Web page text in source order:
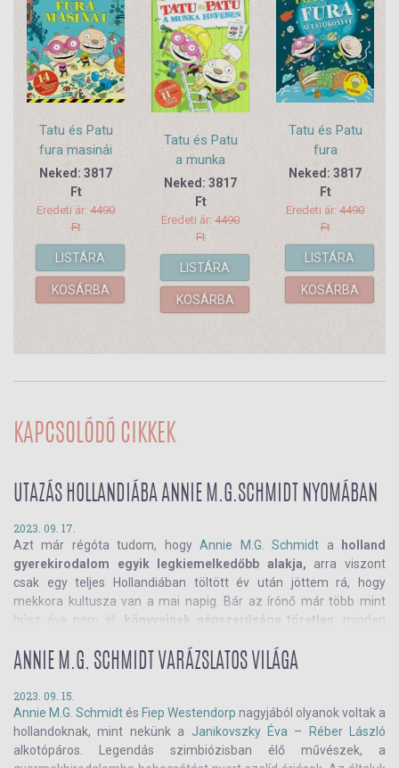
Tatu és Patu
fura masinái
Neked: 3817
Ft
Eredeti ár: 4490
Ft
LISTÁRA
KOSÁRBA
Tatu és Patu
a munka
hevében
Neked: 3817
Ft
Eredeti ár: 4490
Ft
LISTÁRA
KOSÁRBA
Tatu és Patu
fura
altatókönyve
Neked: 3817
Ft
Eredeti ár: 4490
Ft
LISTÁRA
KOSÁRBA
KAPCSOLÓDÓ CIKKEK
UTAZÁS HOLLANDIÁBA ANNIE M.G.SCHMIDT NYOMÁBAN
2023. 09. 17.
Azt már régóta tudom, hogyAnnie M.G. Schmidt a
holland
gyerekirodalom egyik legkiemelkedőbb alakja, arra viszont
csak egy teljes Hollandiában töltött év után jöttem rá, hogy
mekkora kultusza van a mai napig. Bár az írónő már több mint
húsz éve nem él, könyveinek népszerűsége töretlen
: minden
többiek történeteit. Úgy döntöttem, kihasználom, hogy
szerzőmről.
ANNIE M.G. SCHMIDT VARÁZSLATOS VILÁGA
2023. 09. 15.
Annie M.G. Schmidt és Fiep Westendorp nagyjából olyanok voltak a
hollandoknak, mint nekünk a Janikovszky Éva –
Réber László
alkotópáros. Legendás szimbiózisban élő művészek, a